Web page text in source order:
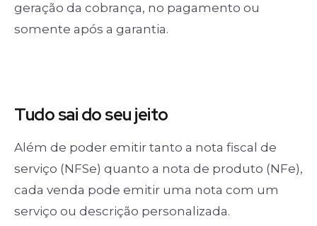
geração da cobrança, no pagamento ou
somente após a garantia.
Tudo saido seu jeito
Além de poder emitir tanto a nota fiscal de
serviço (NFSe) quanto a nota de produto (NFe),
cada venda pode emitir uma nota com um
serviço ou descrição personalizada.